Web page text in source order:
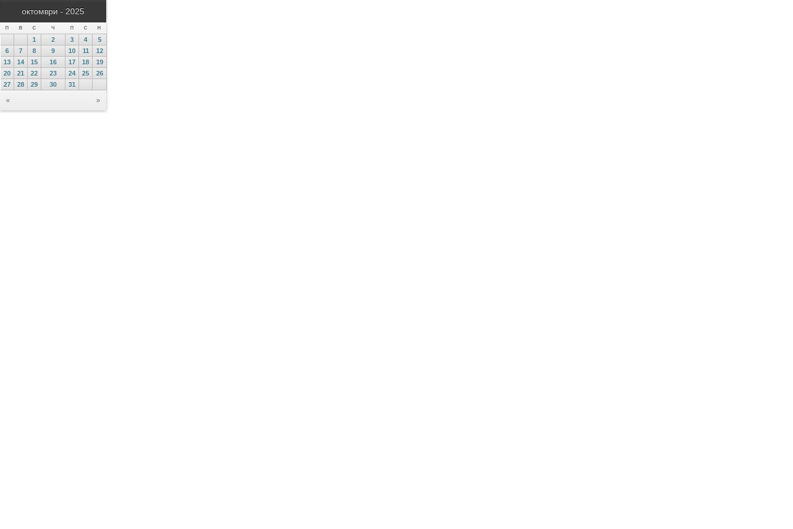
октомври - 2025
П В С Ч П С Н
« »
1 2 3 4
5
6
7 8 9 10 11
12
13
14 15 16 17 18
19
20
21 22 23 24 25
26
27
28 29 30 31